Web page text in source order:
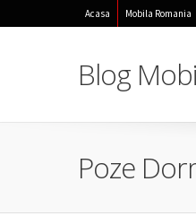
Acasa Mobila Romania
Blog
Poze